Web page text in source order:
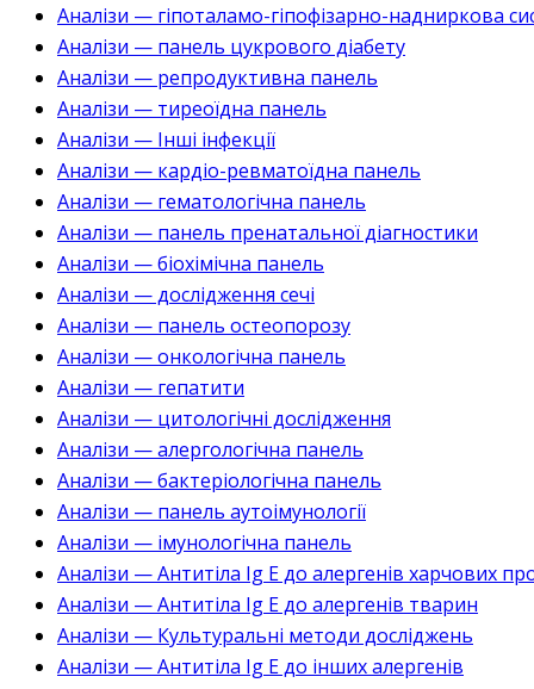
Аналізи — гіпоталамо-гіпофізарно-надниркова
Аналізи — панель цукрового діабету
Аналізи — репродуктивна панель
Аналізи — тиреоїдна панель
Аналізи — Інші інфекції
Аналізи — кардіо-ревматоїдна панель
Аналізи — гематологічна панель
Аналізи — панель пренатальної діагностики
Аналізи — біохімічна панель
Аналізи — дослідження сечі
Аналізи — панель остеопорозу
Аналізи — онкологічна панель
Аналізи — гепатити
Аналізи — цитологічні дослідження
Аналізи — алергологічна панель
Аналізи — бактеріологічна панель
Аналізи — панель аутоімунології
Аналізи — імунологічна панель
Аналізи — Антитіла Ig E до алергенів харчових
Аналізи — Антитіла Ig E до алергенів тварин
Аналізи — Культуральні методи досліджень
Аналізи — Антитіла Ig E до інших алергенів